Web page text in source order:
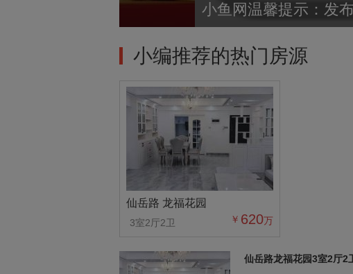
小编推荐的热门房源
仙岳路 龙福花园
3室2厅2卫 ￥ 620万
仙岳路龙福花园3室2厅2